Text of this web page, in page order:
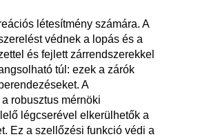
létesítmény számára. A
védnek a lopás és a
és fejlett zárrendszerekkel
túl: ezek a zárók
A
robusztus mérnöki
légcserével elkerülhetők a
Ez a szellőzési funkció védi a